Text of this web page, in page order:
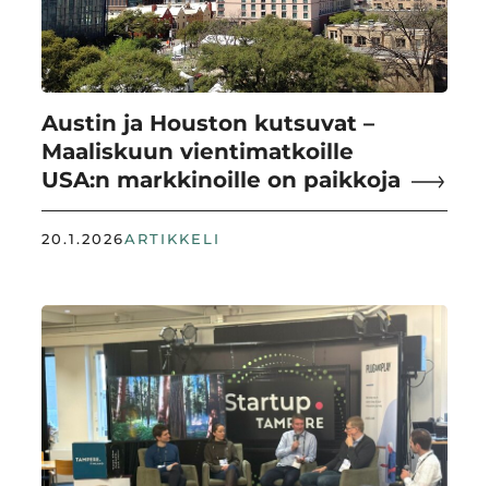
Austin ja Houston kutsuvat –
Maaliskuun vientimatkoille
USA:n markkinoille on paikkoja
20.1.2026ARTIKKELI